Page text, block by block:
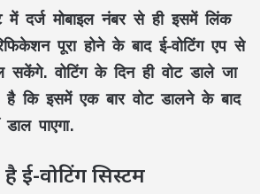
में दर्ज मोबाइल नंबर से ही इसमें लिंक
पूरा होने के बाद ई-वोटिंग एप से
सकेंगे. वोटिंग के दिन ही वोट डाले जा
कि इसमें एक बार वोट डालने के बाद
पाएगा.
ई-वोटिंग सिस्टम